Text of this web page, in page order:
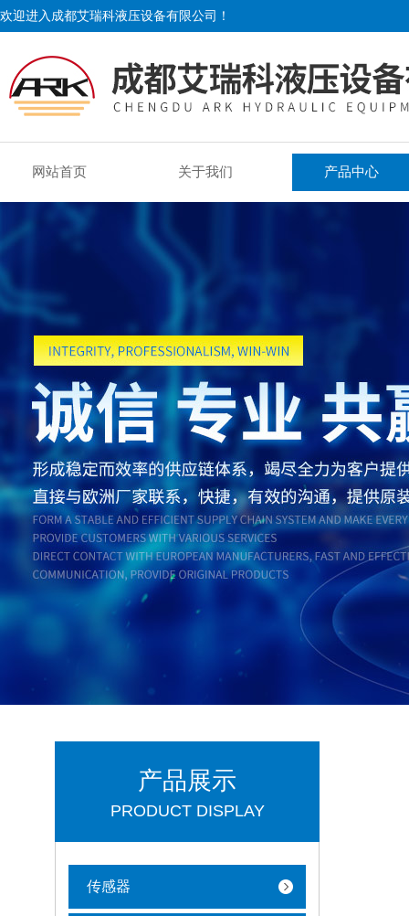
欢迎进入成都艾瑞科液压设备有限公司！
网站首页 关于我们 产品中心
产品展示
PRODUCT DISPLAY
传感器